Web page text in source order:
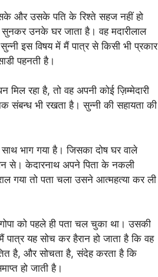
और उसके पति के रिश्ते सहज नहीं हो
उनके घर जाता है। वह मदारीलाल
इस विषय में मैं पात्र से किसी भी प्रकार
पहनती है।
रहा है, तो वह अपनी कोई ज़िम्मेदारी
भी रखता है। सुन्नी की सहायता की
भाग गया है। जिसका दोष घर वाले
से। केदारनाथ अपने पिता के नकली
गया तो पता चला उसने आत्महत्या कर ली
को पहले ही पता चल चुका था। उसकी
यह सोच कर हैरान हो जाता है कि वह
है, और सोचता है, संदेह करता है कि
हो जाती है।